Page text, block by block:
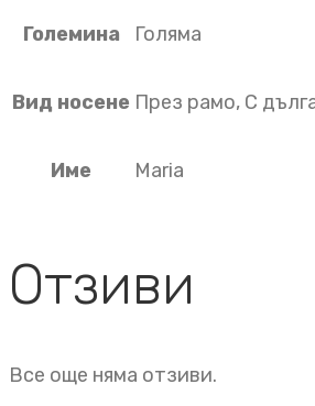
Големина Голяма
Вид носене През рамо, С
Име Maria
Отзиви
Все още няма отзиви.